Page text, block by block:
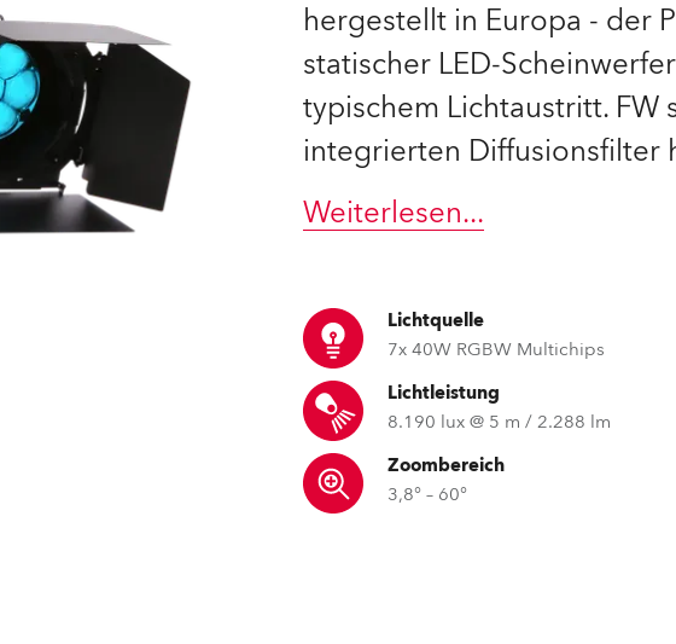
RoboSpot Tutorials
Robe On Location
Robe On The Road
Robe lighting's technology SHED
hergestellt in Europa - der
statischer LED-
typischem Lichtaustritt.
integrierten Diffusionsfilter
Weiterlesen...
Lichtquelle
7x 40W RGBW Multichips
Lichtleistung
8.190 lux @ 5 m / 2.288 lm
Zoombereich
3,8° – 60°